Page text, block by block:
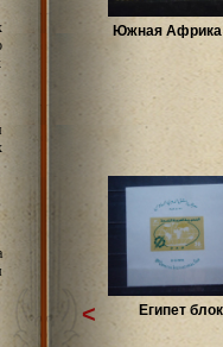
Южная Африка
Египет
<